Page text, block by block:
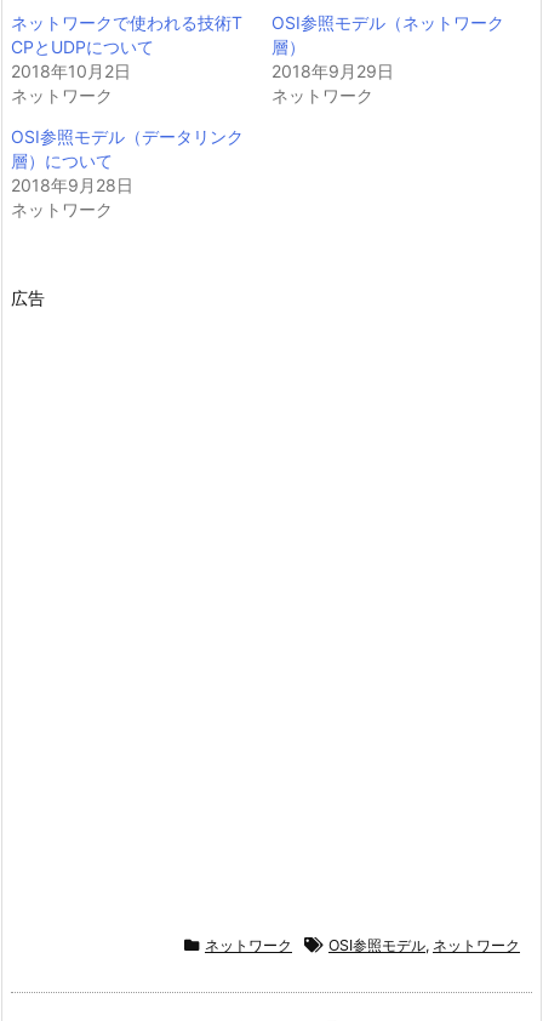
ネットワークで使われる技術T
CPとUDPについて
2018年10月2日
ネットワーク
OSI参照モデル（ネットワーク
層）
2018年9月29日
ネットワーク
OSI参照モデル（データリンク
層）について
2018年9月28日
ネットワーク
広告
ネットワーク OSI参照モデル, ネットワーク